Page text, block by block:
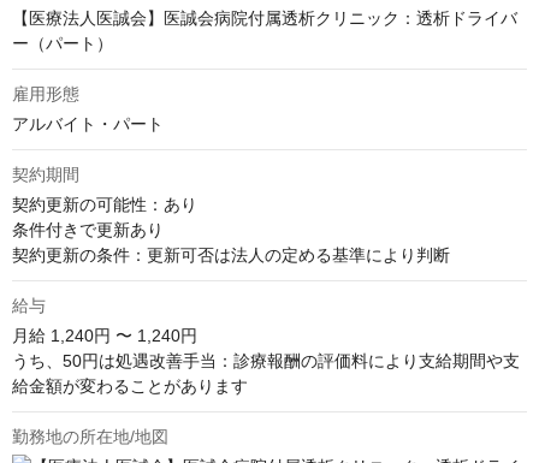
【医療法人医誠会】医誠会病院付属透析クリニック：透析ドライバ
ー（パート）
雇用形態
アルバイト・パート
契約期間
契約更新の可能性：あり
条件付きで更新あり
契約更新の条件：更新可否は法人の定める基準により判断
給与
月給 1,240円 〜 1,240円
うち、50円は処遇改善手当：診療報酬の評価料により支給期間や支
給金額が変わることがあります
勤務地の所在地/地図